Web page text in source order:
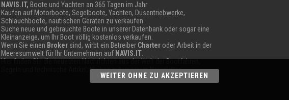
NAVIS.IT, Boote und Yachten an 365 Tagen im Jahr
Kaufen auf Motorboote, Segelboote, Yachten, Düsentriebwerke,
Schlauchboote, nautischen Geräten zu verkaufen.
Suche neue und gebrauchte Boote in unserer Datenbank oder sogar eine
Kleinanzeige, um Ihr Boot völlig kostenlos verkaufen.
Wenn Sie einen Brokersind, wirbt ein Betreiber Charteroder Arbeit in der
Meeresumwelt für Ihr Unternehmen auf NAVIS.IT.
Hier finden Sie die neuesten Nachrichten aus der Welt der Bootfahren,
Segeln und technische Artikel; bleiben mit unserem Newsletter.
WEITER OHNE ZU AKZEPTIEREN